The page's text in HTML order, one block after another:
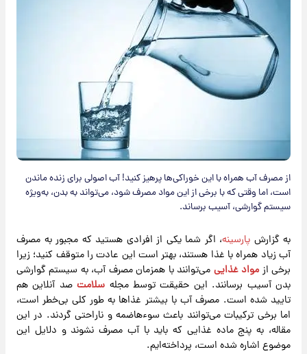
از مصرف آب همراه با این خوراکی‌ها پرهیز کنید! آب اصولی برای زنده ماندن
است، اما وقتی که با برخی از این مواد مصرف شود، می‌تواند به بدن، به‌ویژه
سیستم گوارشی، آسیب برساند.
به گزارش پارسینه، اگر شما یکی از افرادی هستید که مجبور به مصرف
آب زیاد همراه با غذا هستند، بهتر است این عادت را متوقف کنید؛ زیرا
برخی از مواد غذایی می‌توانند با همزمان مصرف آب، به سیستم گوارشی
بدن آسیب برسانند. این حقیقت توسط مجله سلامتصد آنلاین هم
تایید شده است. مصرف آب با بیشتر غذاها به طور کلی بی‌خطر است،
اما برخی ترکیبات می‌توانند باعث سوءهاضمه و ناراحتی گردند. در این
مقاله، به پنج ماده غذایی که باید با آب مصرف نشوند و دلایل این
موضوع اشاره شده است، پرداخته‌ایم.